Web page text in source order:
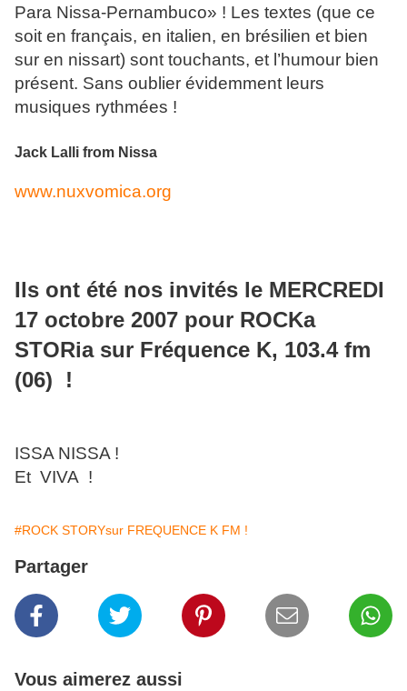
Para Nissa-Pernambuco» ! Les textes (que ce
soit en français, en italien, en brésilien et bien
sur en nissart) sont touchants, et l’humour bien
présent. Sans oublier évidemment leurs
musiques rythmées !
Jack Lalli from Nissa
www.nuxvomica.org
Ils ont été nos invités le MERCREDI
17 octobre 2007 pour ROCKa
STORia sur Fréquence K, 103.4 fm
(06) !
ISSA NISSA !
Et VIVA !
#ROCK STORYsur FREQUENCE K FM !
Partager
Vous aimerez aussi